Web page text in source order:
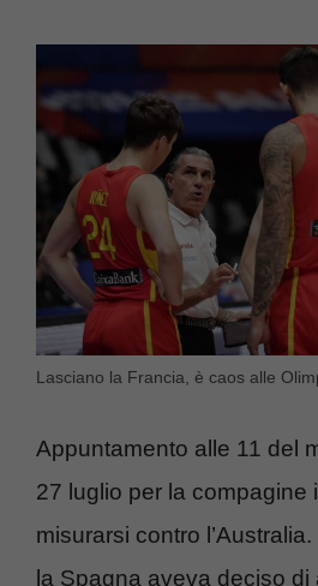
Lasciano la Francia, è caos alle
Appuntamento alle 11 del
27 luglio per la compagine
misurarsi contro
la Spagna aveva deciso